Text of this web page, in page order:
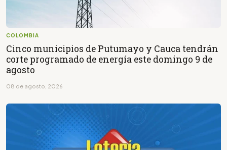
COLOMBIA
Cinco municipios de Putumayo y Cauca tendrán
corte programado de energía este domingo 9 de
agosto
08 de agosto, 2026